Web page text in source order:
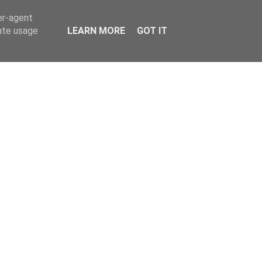
agent
usage
LEARN MORE GOT IT